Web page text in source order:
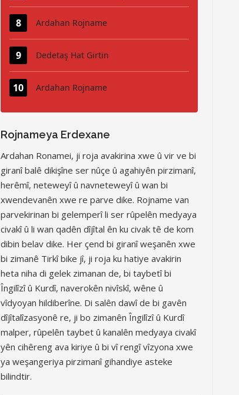
Ardahan Rojname
Dedetaş Hat Girtin
Ardahan Rojname
Rojnameya Erdexane
Ardahan Ronamei, ji roja avakirina xwe û vir ve bi
giranî balê dikişîne ser nûçe û agahiyên pirzimanî,
herêmî, neteweyî û navneteweyî û wan bi
xwendevanên xwe re parve dike. Rojname van
parvekirinan bi gelemperî li ser rûpelên medyaya
civakî û li wan qadên dîjîtal ên ku civak tê de kom
dibin belav dike. Her çend bi giranî weşanên xwe
bi zimanê Tirkî bike jî, ji roja ku hatiye avakirin
heta niha di gelek zimanan de, bi taybetî bi
Îngilîzî û Kurdî, naverokên nivîskî, wêne û
vîdyoyan hildiberîne. Di salên dawî de bi gavên
dîjîtalîzasyonê re, ji bo zimanên Îngilîzî û Kurdî
malper, rûpelên taybet û kanalên medyaya civakî
yên cihêreng ava kiriye û bi vî rengî vîzyona xwe
ya weşangeriya pirzimanî gihandiye asteke
bilindtir.